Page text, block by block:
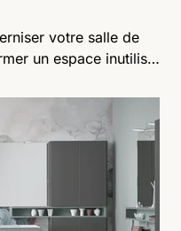
votre salle de
un espace inutilisé
pour donner
Couleur,
spa, balnéo : de
la différence et
en un écrin
être.